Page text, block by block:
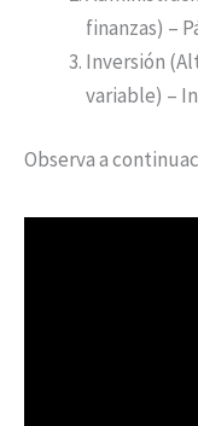
finanzas) –
Inversión
variable) –
Observa a